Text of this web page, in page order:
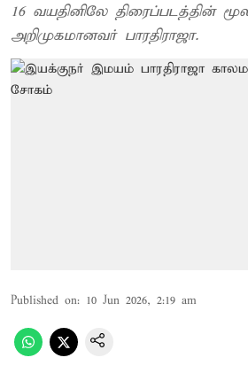
16 வயதினிலே திரைப்படத்தின்
அறிமுகமானவர் பாரதிராஜா.
Published on: 10 Jun 2026, 2:19 am